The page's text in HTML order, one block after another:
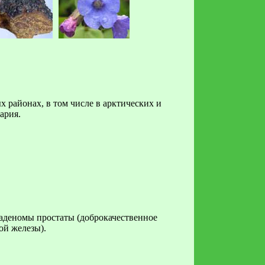
районах, в том числе в арктических и
простаты (доброкачественное
железы).